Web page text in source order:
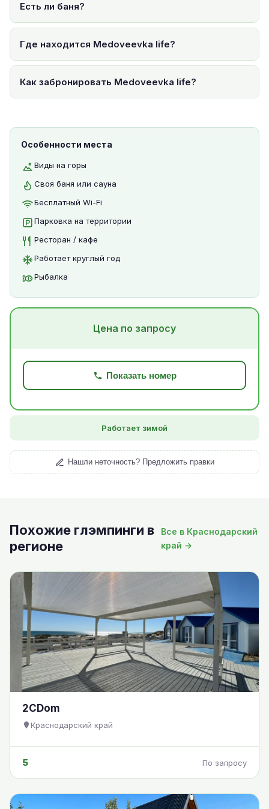
Есть ли баня?
Где находится Medoveevka life?
Как забронировать Medoveevka life?
Особенности места
Виды на горы
Своя баня или сауна
Бесплатный Wi-Fi
Парковка на территории
Ресторан / кафе
Работает круглый год
Рыбалка
Цена по запросу
Показать номер
Работает зимой
Нашли неточность? Предложить правки
Похожие глэмпинги в
регионе
Все в Краснодарский
край →
2CDom
Краснодарский край
5 По запросу